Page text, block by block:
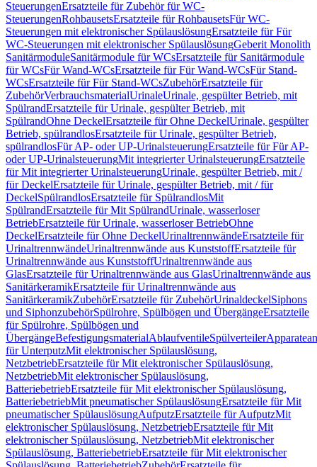
SteuerungenErsatzteile für Zubehör für WC-
SteuerungenRohbausetsErsatzteile für RohbausetsFür WC-
Steuerungen mit elektronischer SpülauslösungErsatzteile für Für
WC-Steuerungen mit elektronischer SpülauslösungGeberit Monolith
SanitärmoduleSanitärmodule für WCsErsatzteile für Sanitärmodule
für WCsFür Wand-WCsErsatzteile für Für Wand-WCsFür Stand-
WCsErsatzteile für Für Stand-WCsZubehörErsatzteile für
ZubehörVerbrauchsmaterialUrinaleUrinale, gespülter Betrieb, mit
SpülrandErsatzteile für Urinale, gespülter Betrieb, mit
SpülrandOhne DeckelErsatzteile für Ohne DeckelUrinale, gespülter
Betrieb, spülrandlosErsatzteile für Urinale, gespülter Betrieb,
spülrandlosFür AP- oder UP-UrinalsteuerungErsatzteile für Für AP-
oder UP-UrinalsteuerungMit integrierter UrinalsteuerungErsatzteile
für Mit integrierter UrinalsteuerungUrinale, gespülter Betrieb, mit /
für DeckelErsatzteile für Urinale, gespülter Betrieb, mit / für
DeckelSpülrandlosErsatzteile für SpülrandlosMit
SpülrandErsatzteile für Mit SpülrandUrinale, wasserloser
BetriebErsatzteile für Urinale, wasserloser BetriebOhne
DeckelErsatzteile für Ohne DeckelUrinaltrennwändeErsatzteile für
UrinaltrennwändeUrinaltrennwände aus KunststoffErsatzteile für
Urinaltrennwände aus KunststoffUrinaltrennwände aus
GlasErsatzteile für Urinaltrennwände aus GlasUrinaltrennwände aus
SanitärkeramikErsatzteile für Urinaltrennwände aus
SanitärkeramikZubehörErsatzteile für ZubehörUrinaldeckelSiphons
und SiphonzubehörSpülrohre, Spülbögen und ÜbergängeErsatzteile
für Spülrohre, Spülbögen und
ÜbergängeBefestigungsmaterialAblaufventileSpülverteiler
für UnterputzMit elektronischer Spülauslösung,
NetzbetriebErsatzteile für Mit elektronischer Spülauslösung,
NetzbetriebMit elektronischer Spülauslösung,
BatteriebetriebErsatzteile für Mit elektronischer Spülauslösung,
BatteriebetriebMit pneumatischer SpülauslösungErsatzteile für Mit
pneumatischer SpülauslösungAufputzErsatzteile für AufputzMit
elektronischer Spülauslösung, NetzbetriebErsatzteile für Mit
elektronischer Spülauslösung, NetzbetriebMit elektronischer
Spülauslösung, BatteriebetriebErsatzteile für Mit elektronischer